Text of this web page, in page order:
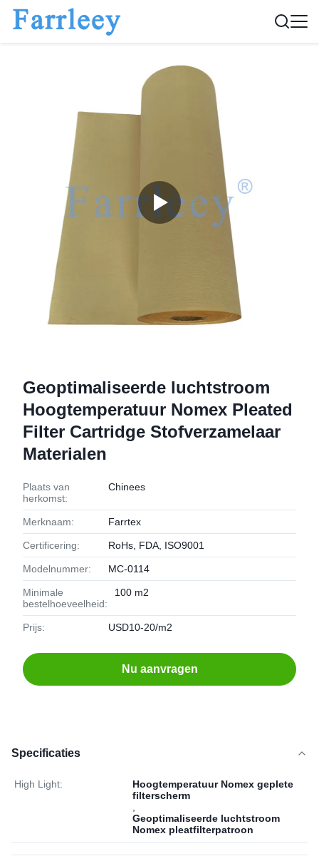
Geoptimaliseerde luchtstroom
Hoogtemperatuur Nomex Pleated
Filter Cartridge Stofverzamelaar
Materialen
Plaats van
herkomst:
Chinees
Merknaam: Farrtex
Certificering: RoHs, FDA, ISO9001
Modelnummer: MC-0114
Minimale
bestelhoeveelheid:
100 m2
Prijs: USD10-20/m2
Nu aanvragen
Specificaties
High Light:
Hoogtemperatuur Nomex geplete
filterscherm
Geoptimaliseerde luchtstroom
Nomex pleatfilterpatroon